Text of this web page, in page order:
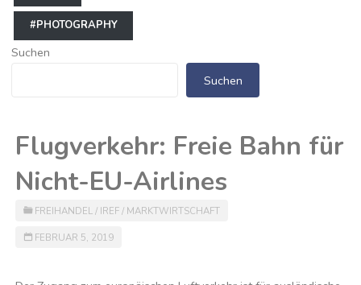
#PHOTOGRAPHY
Suchen
Suchen
Flugverkehr: Freie Bahn für
Nicht-EU-Airlines
FREIHANDEL/ IREF/ MARKTWIRTSCHAFT
FEBRUAR 5, 2019